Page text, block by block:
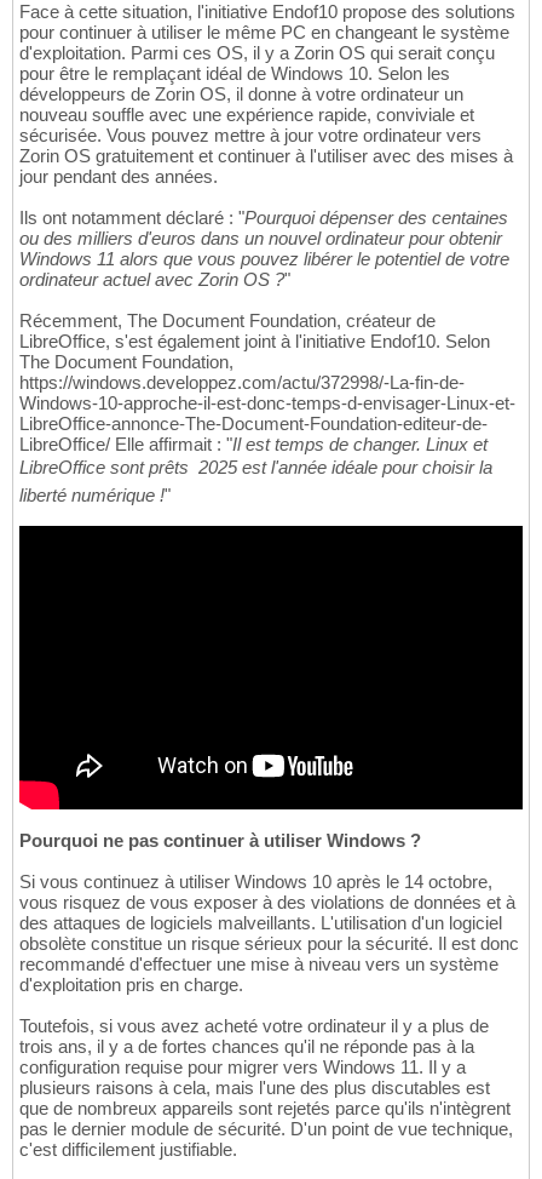
Face à cette situation, l'initiative Endof10 propose des solutions
pour continuer à utiliser le même PC en changeant le système
d'exploitation. Parmi ces OS, il y a Zorin OS qui serait conçu
pour être le remplaçant idéal de Windows 10. Selon les
développeurs de Zorin OS, il donne à votre ordinateur un
nouveau souffle avec une expérience rapide, conviviale et
sécurisée. Vous pouvez mettre à jour votre ordinateur vers
Zorin OS gratuitement et continuer à l'utiliser avec des mises à
jour pendant des années.
Ils ont notamment déclaré : "Pourquoi dépenser des centaines
ou des milliers d'euros dans un nouvel ordinateur pour obtenir
Windows 11 alors que vous pouvez libérer le potentiel de votre
ordinateur actuel avec Zorin OS ?"
Récemment, The Document Foundation, créateur de
LibreOffice, s'est également joint à l'initiative Endof10. Selon
The Document Foundation,
https://windows.developpez.com/actu/372998/-La-fin-de-
Windows-10-approche-il-est-donc-temps-d-envisager-Linux-et-
LibreOffice-annonce-The-Document-Foundation-editeur-de-
LibreOffice/ Elle affirmait : "Il est temps de changer. Linux et
LibreOffice sont prêts  2025 est l'année idéale pour choisir la
liberté numérique !"
Pourquoi ne pas continuer à utiliser Windows ?
Si vous continuez à utiliser Windows 10 après le 14 octobre,
vous risquez de vous exposer à des violations de données et à
des attaques de logiciels malveillants. L'utilisation d'un logiciel
obsolète constitue un risque sérieux pour la sécurité. Il est donc
recommandé d'effectuer une mise à niveau vers un système
d'exploitation pris en charge.
Toutefois, si vous avez acheté votre ordinateur il y a plus de
trois ans, il y a de fortes chances qu'il ne réponde pas à la
configuration requise pour migrer vers Windows 11. Il y a
plusieurs raisons à cela, mais l'une des plus discutables est
que de nombreux appareils sont rejetés parce qu'ils n'intègrent
pas le dernier module de sécurité. D'un point de vue technique,
c'est difficilement justifiable.